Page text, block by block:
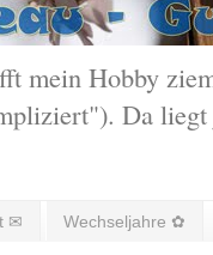
mein Hobby
Da
✉ Wechseljahre ✿